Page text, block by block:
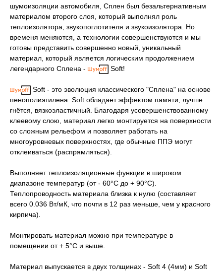
шумоизоляции автомобиля, Сплен был безальтернативным
материалом второго слоя, который выполнял роль
теплоизолятора, звукопоглотителя и звукоизолятора. Но
временя меняются, а технологии совершенствуются и мы
готовы представить совершенно новый, уникальный
материал, который является логическим продолжением
легендарного Сплена -
Soft!
Soft - это эволюция классического "Сплена" на основе
пенополиэтилена. Soft обладает эффектом памяти, лучше
гнётся, вязкоэластичный. Благодаря усовершенствованному
клеевому слою, материал легко монтируется на поверхности
со сложным рельефом и позволяет работать на
многоуровневых поверхностях, где обычные ППЭ могут
отклеиваться (распрямляться).
Выполняет теплоизоляционные функции в широком
диапазоне температур (от - 60°С до + 90°С).
Теплопроводность материала близка к нулю (cоставляет
всего 0.036 Вт/мК, что почти в 12 раз меньше, чем у красного
кирпича).
Монтировать материал можно при температуре в
помещении от + 5°С и выше.
Материал выпускается в двух толщинах - Soft 4 (4мм) и Soft